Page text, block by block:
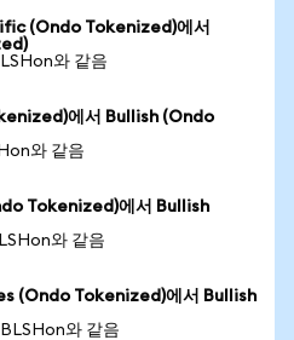
(Ondo Tokenized)에서
와 같음
에서 Bullish (Ondo
와 같음
Tokenized)에서 Bullish
와 같음
(Ondo Tokenized)에서 Bullish
와 같음